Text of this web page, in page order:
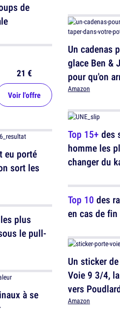
de
21 €
Voir l'offre
eu porté
sort les
plus
le pull-
à se
Un cadenas
glace Ben &
pour qu'on
taper dans
Amazon
Top 15+ des
homme les
changer du
Top 10 des
en cas de
Un sticker
Voie 9 3/4,
vers
ton salon
Amazon